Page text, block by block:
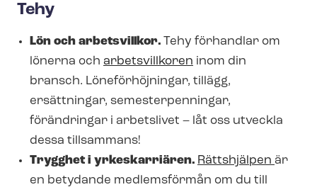
Tehy
Lön och arbetsvillkor. Tehy förhandlar om
lönerna och arbetsvillkoren inom din
bransch. Löneförhöjningar, tillägg,
ersättningar, semesterpenningar,
förändringar i arbetslivet – låt oss utveckla
dessa tillsammans!
Trygghet i yrkeskarriären. Rättshjälpen är
en betydande medlemsförmån om du till